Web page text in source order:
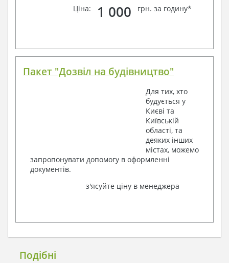
Ціна:
1 000 грн. за годину*
Пакет "Дозвіл на будівництво"
Для тих, хто
будується у
Києві та
Київській
області, та
деяких інших
містах, можемо
запропонувати допомогу в оформленні
документів.
з'ясуйте ціну в менеджера
Подібні